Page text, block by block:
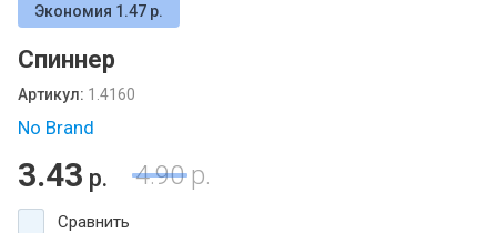
Экономия 1.47 р.
Спиннер
Артикул: 1.4160
No Brand
4.90р.
3.43 р.
Сравнить